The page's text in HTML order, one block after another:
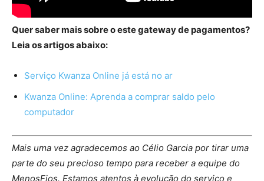
Quer saber mais sobre o este gateway de pagamentos?
Leia os artigos abaixo:
Serviço Kwanza Online já está no ar
Kwanza Online: Aprenda a comprar saldo pelo
computador
Mais uma vez agradecemos ao Célio Garcia por tirar uma
parte do seu precioso tempo para receber a equipe do
MenosFios. Estamos atentos à evolução do serviço e